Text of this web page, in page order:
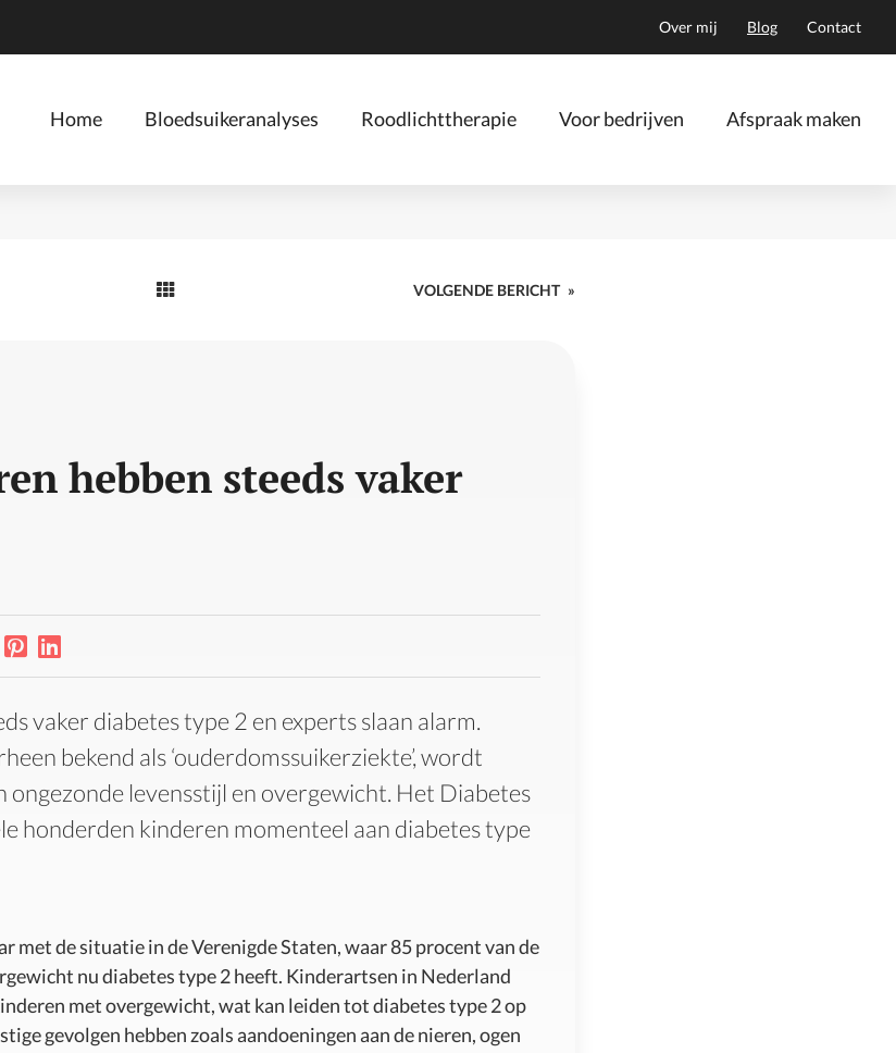
Over mij Blog Contact
Home Bloedsuikeranalyses Roodlichttherapie Voor bedrijven Afspraak maken
VOLGENDE BERICHT »
hebben steeds vaker
vaker diabetes type 2 en experts slaan alarm.
bekend als ‘ouderdomssuikerziekte’, wordt
ongezonde levensstijl en overgewicht. Het Diabetes
honderden kinderen momenteel aan diabetes type
met de situatie in de Verenigde Staten, waar 85 procent van de
nu diabetes type 2 heeft. Kinderartsen in Nederland
met overgewicht, wat kan leiden tot diabetes type 2 op
gevolgen hebben zoals aandoeningen aan de nieren, ogen